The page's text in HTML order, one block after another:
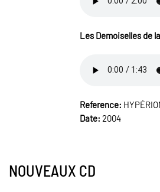
Les Demoiselles de
Reference:
Date: 2004
NOUVEAUX CD